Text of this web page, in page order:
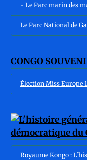
- Le Parc marin des
Le Parc National de
CONGO
Élection Miss Europe
Royaume Kongo :